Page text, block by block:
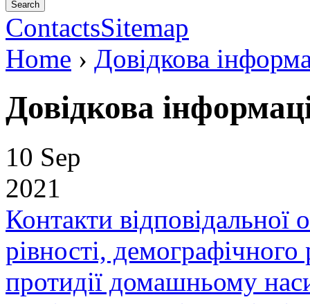
ContactsSitemap
Home › Довідкова
Довідкова
10 Sep
2021
Контакти відповідальної
рівності, демографічного
протидії домашньому